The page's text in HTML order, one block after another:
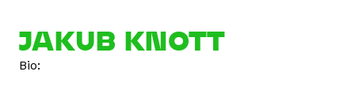
s
a
k
u
JAKUB KNOTT
Bio: